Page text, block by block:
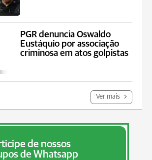
PGR denuncia Oswaldo
Eustáquio por associação
criminosa em atos golpistas
Ver mais
de nossos
de Whatsapp